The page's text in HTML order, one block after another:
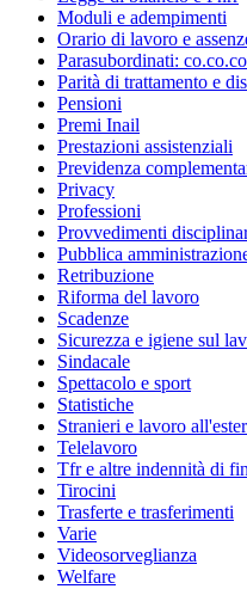
Moduli e adempimenti
Orario di lavoro e
Parasubordinati:
Parità di trattamento e
Pensioni
Premi Inail
Prestazioni assistenziali
Previdenza
Privacy
Professioni
Provvedimenti
Pubblica
Retribuzione
Riforma del lavoro
Scadenze
Sicurezza e igiene sul
Sindacale
Spettacolo e sport
Statistiche
Stranieri e lavoro
Telelavoro
Tfr e altre indennità di
Tirocini
Trasferte e trasferimenti
Varie
Videosorveglianza
Welfare